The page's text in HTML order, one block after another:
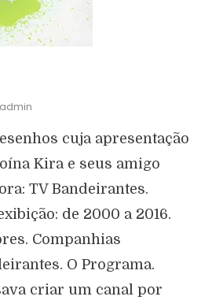
admin
cuja apresentação
Kira e seus amigo
TV Bandeirantes.
de 2000 a 2016.
Companhias
O Programa.
criar um canal por